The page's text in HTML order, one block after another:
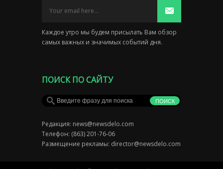
Каждое утро мы будем присылать Вам обзор
самых важных и значимых событий дня.
ПОИСК ПО САЙТУ
Редакция: news@newsdelo.com
Телефон: (863) 201-76-06
Размещение рекламы: director@newsdelo.com